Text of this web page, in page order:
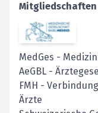
Mitgliedschaften
MedGes -
AeGBL -
FMH -
Ärzte